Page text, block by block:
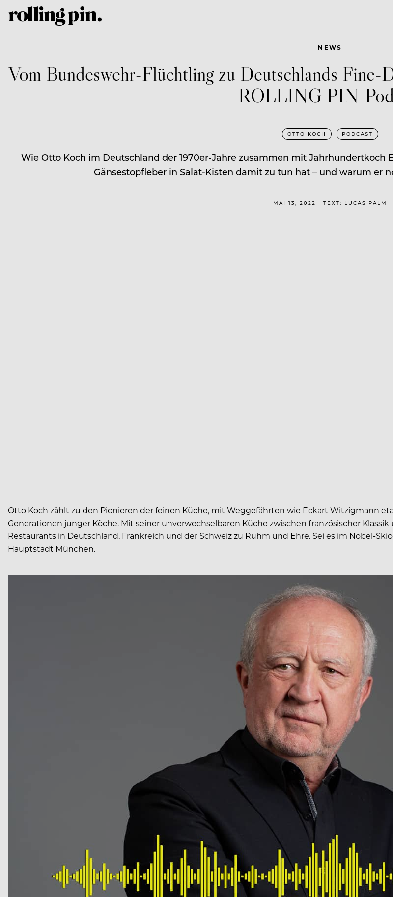
NEWS
Vom Bundeswehr-Flüchtling zu Deutschlands
ROLLING PIN-
OTTO KOCH PODCAST
Wie Otto Koch im Deutschland der 1970er-Jahre zusammen mit
Gänsestopfleber in Salat-Kisten damit zu tun hat – und warum er
MAI 13, 2022 | TEXT: LUCAS PALM
Otto Koch zählt zu den Pionieren der feinen Küche, mit Weggefährten wie Eckart Witzigmann
Generationen junger Köche. Mit seiner unverwechselbaren Küche zwischen französischer
Restaurants in Deutschland, Frankreich und der Schweiz zu Ruhm und Ehre. Sei es im Nobel-
Hauptstadt München.